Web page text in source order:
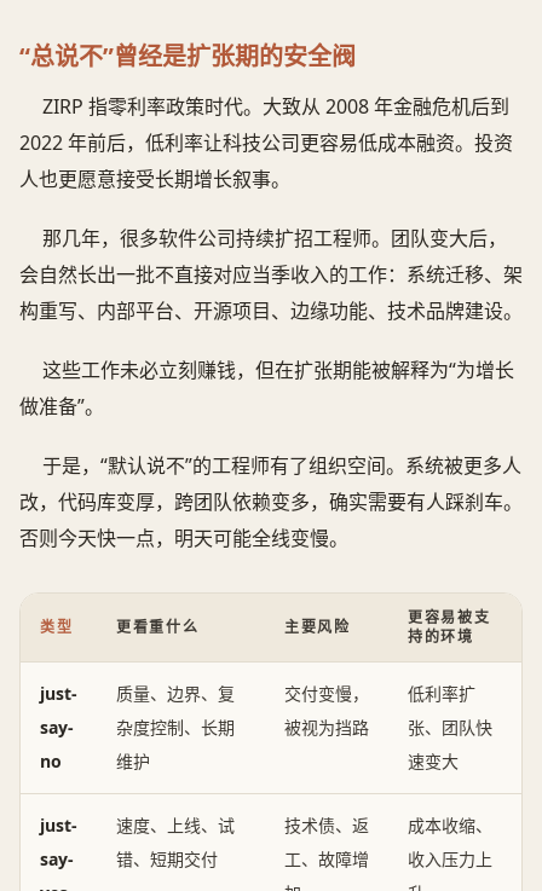
“总说不”曾经是扩张期的安全阀
ZIRP 指零利率政策时代。大致从 2008 年金融危机后到
2022 年前后，低利率让科技公司更容易低成本融资。投资
人也更愿意接受长期增长叙事。
那几年，很多软件公司持续扩招工程师。团队变大后，
会自然长出一批不直接对应当季收入的工作：系统迁移、架
构重写、内部平台、开源项目、边缘功能、技术品牌建设。
这些工作未必立刻赚钱，但在扩张期能被解释为“为增长
做准备”。
于是，“默认说不”的工程师有了组织空间。系统被更多人
改，代码库变厚，跨团队依赖变多，确实需要有人踩刹车。
否则今天快一点，明天可能全线变慢。
类型 更看重什么 主要风险
更容易被支
持的环境
just-
say-
no
质量、边界、复
杂度控制、长期
维护
交付变慢，
被视为挡路
低利率扩
张、团队快
速变大
just-
say-
速度、上线、试
错、短期交付
技术债、返
工、故障增
成本收缩、
收入压力上